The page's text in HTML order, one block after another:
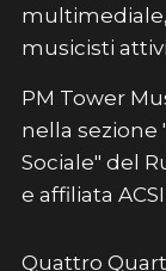
musicisti
PM Tower
nella sezione
Sociale" del
e affiliata
Quattro